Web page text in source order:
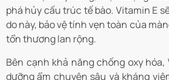
phá hủy cấu trúc tế bào. Vitamin E
do này, bảo vệ tính vẹn toàn của
tổn thương lan rộng.
Bên cạnh khả năng chống oxy
dưỡng ẩm chuyên sâu và kháng